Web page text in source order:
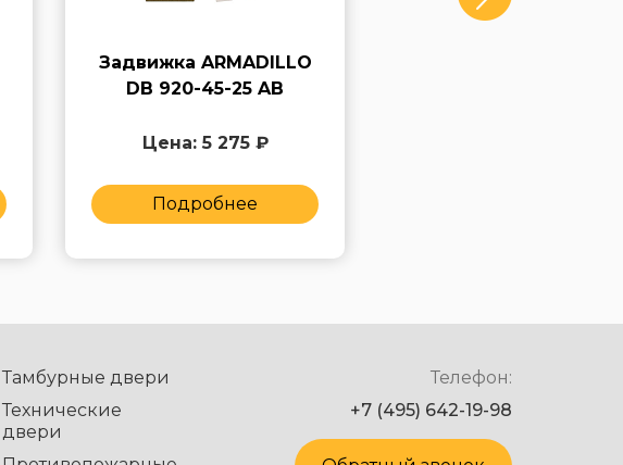
Задвижка ARMADILLO
DB 920-45-25 AB
Цена: 5 275 ₽
Подробнее
Тамбурные двери
Технические
двери
Телефон:
+7 (495) 642-19-98